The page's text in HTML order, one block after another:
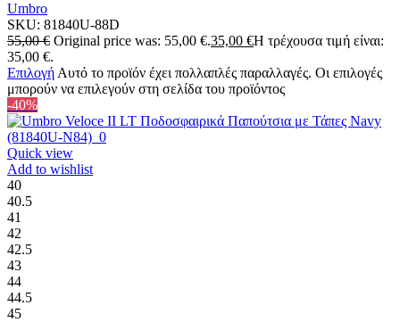
Umbro
SKU: 81840U-88D
55,00€ Original price was: 55,00 €.35,00 €Η τρέχουσα τιμή είναι:
35,00 €.
Επιλογή Αυτό το προϊόν έχει πολλαπλές παραλλαγές. Οι επιλογές
μπορούν να επιλεγούν στη σελίδα του προϊόντος
-40%
Quick view
Add to wishlist
40
40.5
41
42
42.5
43
44
44.5
45